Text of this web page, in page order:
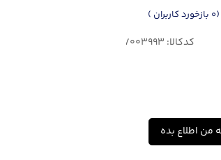
(0 بازخورد کاربران )
کدکالا:
اطلاع بده